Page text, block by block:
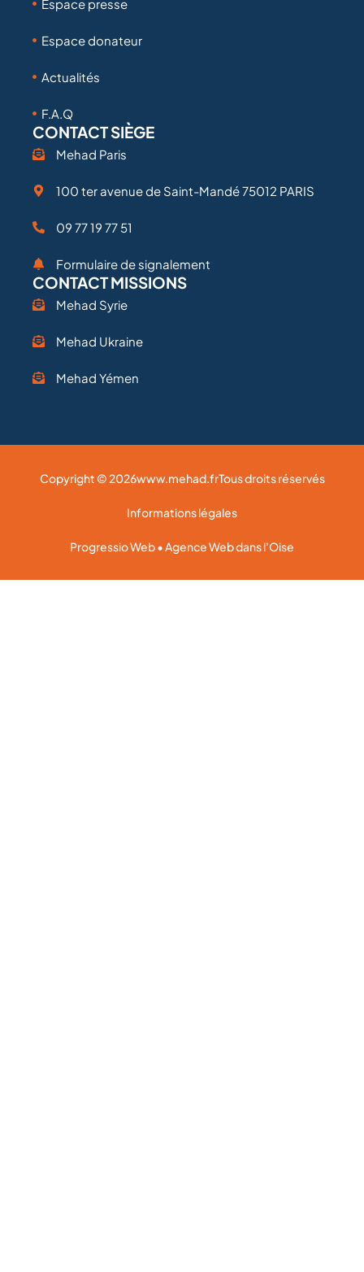
Espace presse
Espace donateur
Actualités
F.A.Q
CONTACT SIÈGE
Mehad Paris
100 ter avenue de Saint-Mandé 75012 PARIS
09 77 19 77 51
Formulaire de signalement
CONTACT MISSIONS
Mehad Syrie
Mehad Ukraine
Mehad Yémen
Copyright © 2026www.mehad.frTous droits réservés
Informations légales
Progressio Web • Agence Web dans l'Oise